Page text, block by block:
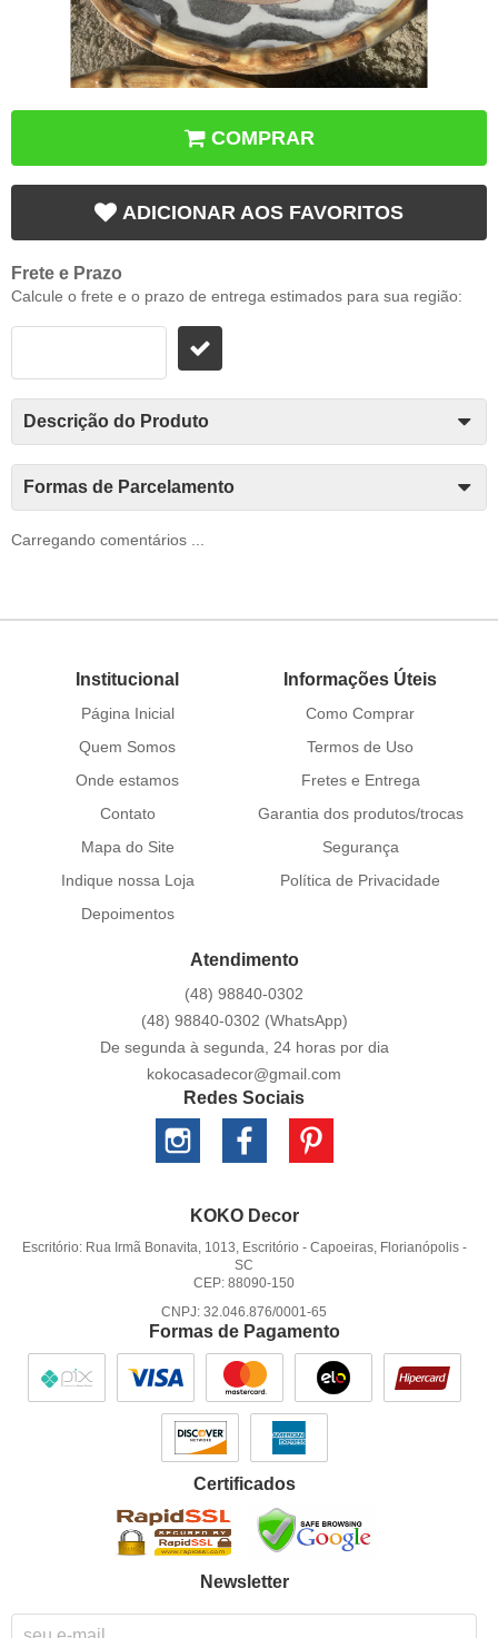
COMPRAR
ADICIONAR AOS FAVORITOS
Frete e Prazo
Calcule o frete e o prazo de entrega estimados para sua região:
Descrição do Produto
Formas de Parcelamento
Carregando comentários ...
Institucional
Página Inicial
Quem Somos
Onde estamos
Contato
Mapa do Site
Indique nossa Loja
Depoimentos
Informações Úteis
Como Comprar
Termos de Uso
Fretes e Entrega
Garantia dos produtos/trocas
Segurança
Política de Privacidade
Atendimento
(48) 98840-0302
(48) 98840-0302 (WhatsApp)
De segunda à segunda, 24 horas por dia
kokocasadecor@gmail.com
Redes Sociais
KOKO Decor
Escritório: Rua Irmã Bonavita, 1013, Escritório - Capoeiras, Florianópolis-
SC
CEP: 88090-150
CNPJ: 32.046.876/0001-65
Formas de Pagamento
Certificados
Newsletter